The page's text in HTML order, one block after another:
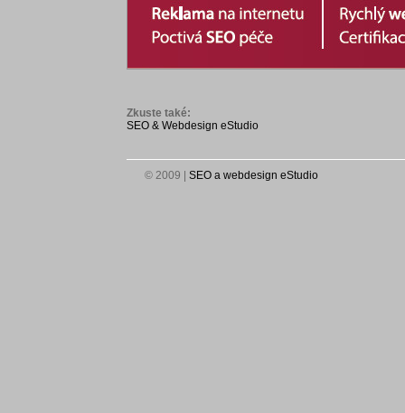
Zkuste také:
SEO & Webdesign eStudio
© 2009 SEO a webdesign eStudio